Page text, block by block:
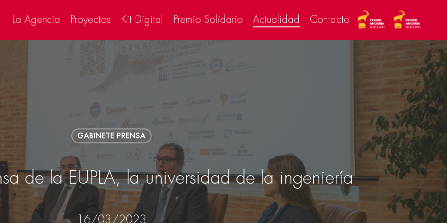
La Agencia Proyectos Kit Digital Premio Solidario Actualidad Contacto
GABINETE PRENSA
de la EUPLA, la universidad de la ingeniería
16/03/2023